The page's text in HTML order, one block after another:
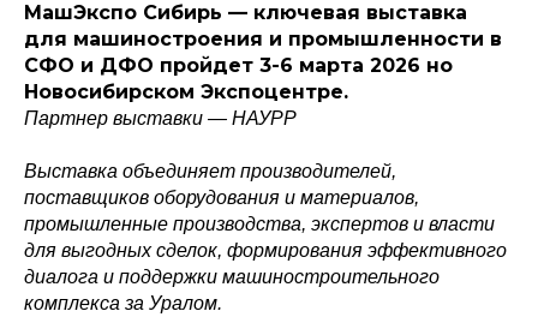
МашЭкспо Сибирь — ключевая выставка
для машиностроения и промышленности в
СФО и ДФО пройдет 3-6 марта 2026 но
Новосибирском Экспоцентре.
Партнер выставки — НАУРР
Выставка объединяет производителей,
поставщиков оборудования и материалов,
промышленные производства, экспертов и власти
для выгодных сделок, формирования эффективного
диалога и поддержки машиностроительного
комплекса за Уралом.
Политика конфиденциальности
© 2015-2026 НАУРР. Все права защищены.
При использовании материалов ссылка на ROBOTUNION.RU — обязательна